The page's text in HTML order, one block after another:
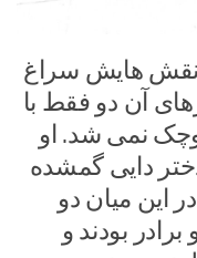
نقش هایش سراغ
آن دو فقط با
نمی شد. او
دایی گمشده
این میان دو
بودند و